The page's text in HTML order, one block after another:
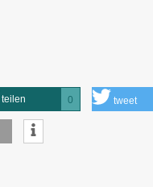
teilen 0 tweet